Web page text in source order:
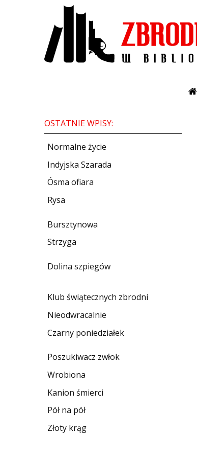
OSTATNIE WPISY:
Normalne życie
Indyjska Szarada
Ósma ofiara
Rysa
Bursztynowa
Strzyga
Dolina szpiegów
Klub świątecznych zbrodni
Nieodwracalnie
Czarny poniedziałek
Poszukiwacz zwłok
Wrobiona
Kanion śmierci
Pół na pół
Złoty krąg